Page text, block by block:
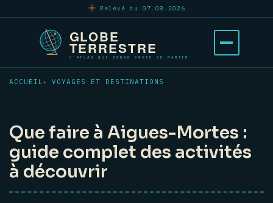
Relevé du 07.08.2026
Ouvrir
le
ACCUEIL VOYAGES ET DESTINATIONS
Que faire à Aigues-Mortes :
guide complet des activités
à découvrir